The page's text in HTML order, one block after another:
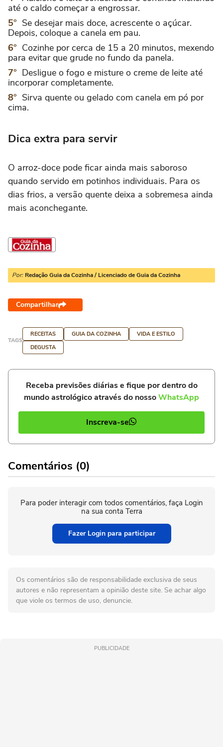
até o caldo começar a engrossar.
Se desejar mais doce, acrescente o açúcar.
Depois, coloque a canela em pau.
Cozinhe por cerca de 15 a 20 minutos, mexendo
para evitar que grude no fundo da panela.
Desligue o fogo e misture o creme de leite até
incorporar completamente.
Sirva quente ou gelado com canela em pó por
cima.
Dica extra para servir
O arroz-doce pode ficar ainda mais saboroso
quando servido em potinhos individuais. Para os
dias frios, a versão quente deixa a sobremesa ainda
mais aconchegante.
Por: Redação Guia da Cozinha / Licenciado de Guia da Cozinha
Compartilhar
TAGS
RECEITAS GUIA DA COZINHA
VIDA E ESTILO
DEGUSTA
Receba previsões diárias e fique por dentro do
mundo astrológico através do nossoWhatsApp
Inscreva-se
Comentários (0)
Para poder interagir com todos comentários, faça Login
na sua conta Terra
Fazer Login para participar
Os comentários são de responsabilidade exclusiva de seus
autores e não representam a opinião deste site. Se achar algo
que viole os termos de uso, denuncie.
PUBLICIDADE